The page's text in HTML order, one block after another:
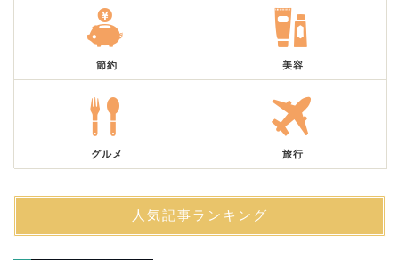
節約 美容
グルメ 旅行
人気記事ランキング